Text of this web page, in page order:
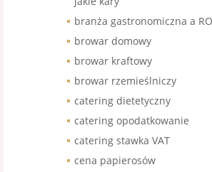
branża gastronomiczna a
browar domowy
browar kraftowy
browar rzemieślniczy
catering dietetyczny
catering opodatkowanie
catering stawka VAT
cena papierosów